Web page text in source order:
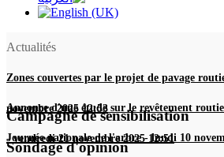
Actualités
Zones couvertes par le projet de pavage
novembre 2025 12:53
Annonce d'une étude sur le revêtement
-vendredi 21 novembre 2025 12:51
Journée nationale de l'arbre-lundi 10
Campagne de sensibilisation
Sondage d'opinion